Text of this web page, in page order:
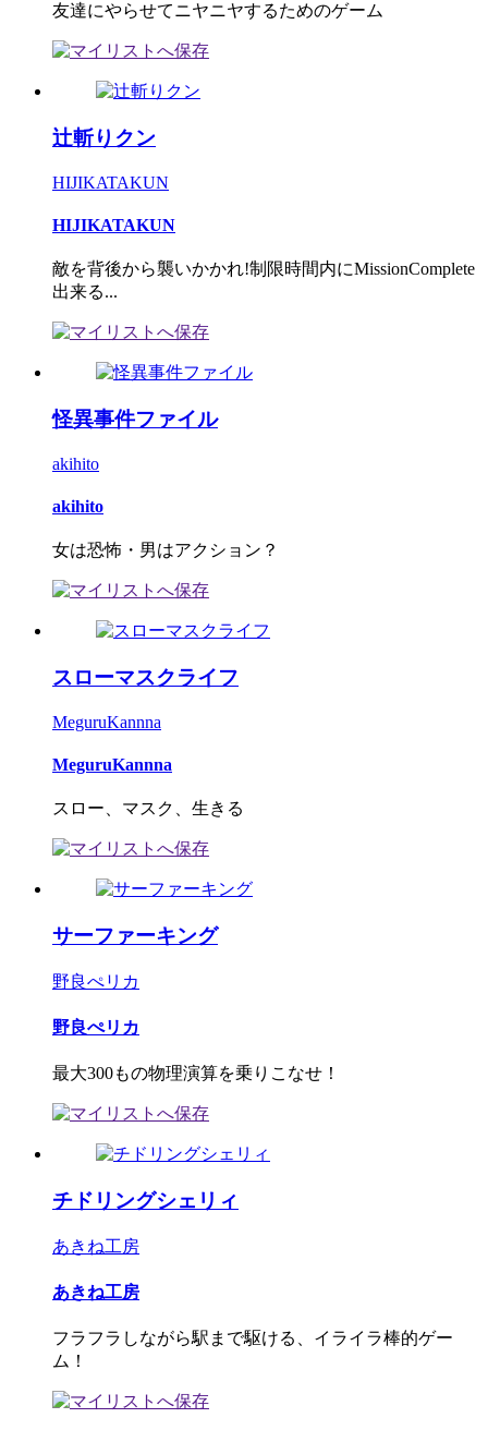
友達にやらせてニヤニヤするためのゲーム
辻斬りクン
HIJIKATAKUN
HIJIKATAKUN
敵を背後から襲いかかれ!制限時間内にMissionComplete
出来る...
怪異事件ファイル
akihito
akihito
女は恐怖・男はアクション？
スローマスクライフ
MeguruKannna
MeguruKannna
スロー、マスク、生きる
サーファーキング
野良ぺリカ
野良ぺリカ
最大300もの物理演算を乗りこなせ！
チドリングシェリィ
あきね工房
あきね工房
フラフラしながら駅まで駆ける、イライラ棒的ゲー
ム！